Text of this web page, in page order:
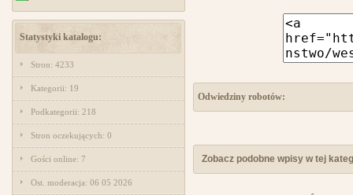
Statystyki katalogu:
Stron: 4233
Kategorii: 19
Podkategorii: 218
Stron oczekujących: 0
Gości online: 7
Ost. moderacja: 06 05 2026
Odwiedziny robotów:
Zobacz podobne wpisy w tej